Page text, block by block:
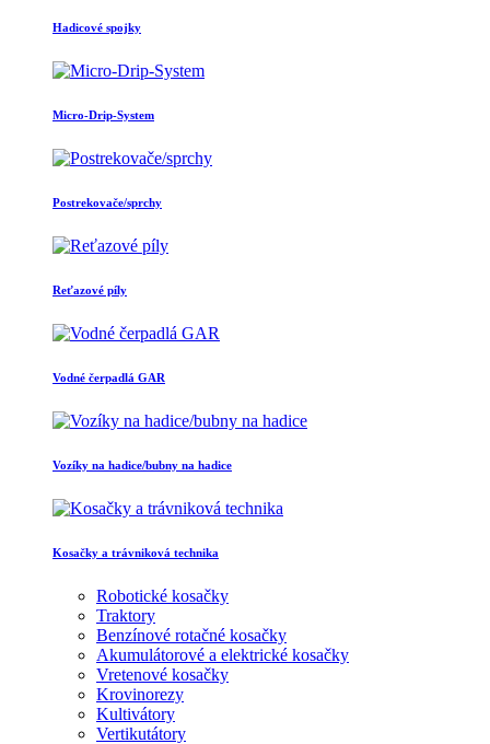
Hadicové spojky
Micro-Drip-System
Postrekovače/sprchy
Reťazové píly
Vodné čerpadlá GAR
Vozíky na hadice/bubny na hadice
Kosačky a trávniková technika
Robotické kosačky
Traktory
Benzínové rotačné kosačky
Akumulátorové a elektrické kosačky
Vretenové kosačky
Krovinorezy
Kultivátory
Vertikutátory